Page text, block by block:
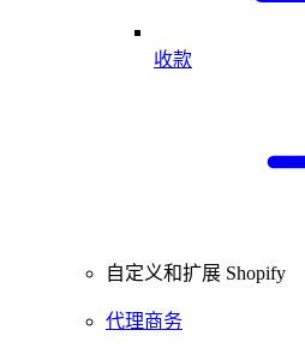
收款
自定义和扩展 Shopify
代理商务